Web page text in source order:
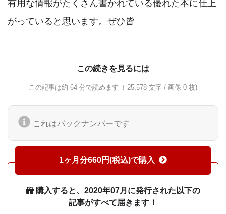
有用な情報がたくさん書かれている優れた本に仕上
この続きを見るには
この記事は約 64 分で読めます（ 25,578 文字 / 画像 0 枚)
これはバックナンバーです
1ヶ月分660円(税込)で購入
購入すると、2020年07月に発行された以下の
記事がすべて届きます！